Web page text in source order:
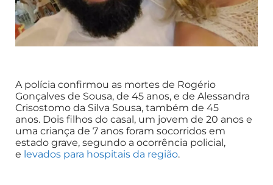
A polícia confirmou as mortes de Rogério
Gonçalves de Sousa, de 45 anos, e de Alessandra
Crisostomo da Silva Sousa, também de 45
anos. Dois filhos do casal, um jovem de 20 anos e
uma criança de 7 anos foram socorridos em
estado grave, segundo a ocorrência policial,
e levados para hospitais da região.